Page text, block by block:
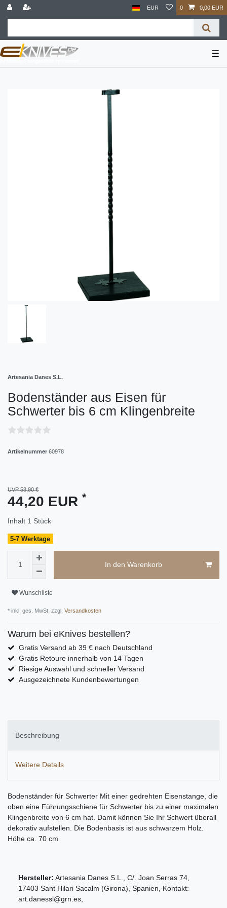
EUR 0 0,00 EUR
☰
Artesania Danes S.L.
Bodenständer aus Eisen für
Schwerter bis 6 cm Klingenbreite
Artikelnummer 60978
UVP 58,90 €
44,20 EUR *
Inhalt 1 Stück
5-7 Werktage
In den Warenkorb
Wunschliste
* inkl. ges. MwSt. zzgl. Versandkosten
Warum bei eKnives bestellen?
Gratis Versand ab 39 € nach Deutschland
Gratis Retoure innerhalb von 14 Tagen
Riesige Auswahl und schneller Versand
Ausgezeichnete Kundenbewertungen
Beschreibung
Weitere Details
Bodenständer für Schwerter Mit einer gedrehten Eisenstange, die
oben eine Führungsschiene für Schwerter bis zu einer maximalen
Klingenbreite von 6 cm hat. Damit können Sie Ihr Schwert überall
dekorativ aufstellen. Die Bodenbasis ist aus schwarzem Holz.
Höhe ca. 70 cm
Hersteller: Artesania Danes S.L. C/. Joan Serras 74
17403 Sant Hilari Sacalm (Girona) Spanien , Kontakt:
art.danessl@grn.es